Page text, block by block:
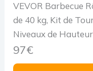
VEVOR Barbecue
de 40 kg, Kit de
Niveaux de
Fourchette en Acier
Porcelet, Fête
97€